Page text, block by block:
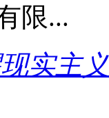
限...
实主